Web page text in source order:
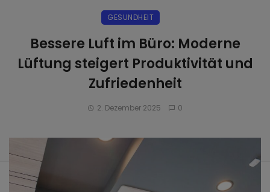
GESUNDHEIT
Bessere Luft im Büro: Moderne
Lüftung steigert Produktivität und
Zufriedenheit
2. Dezember 2025 0